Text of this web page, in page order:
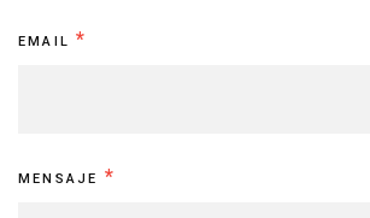
EMAIL*
MENSAJE *